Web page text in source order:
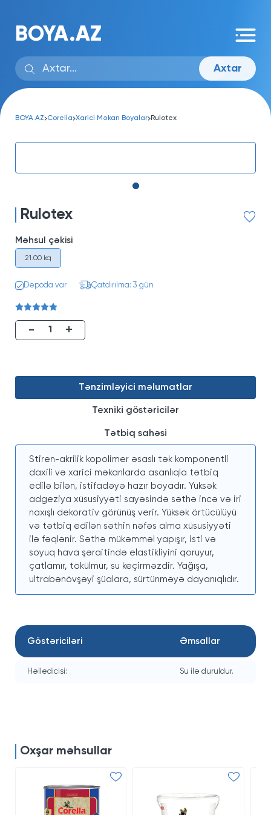
BOYA.AZ
Axtar
BOYA.AZ Corella Xarici Məkan Boyalar Rulotex
Rulotex
Depoda var Çatdırılma: 3 gün
Məhsul çəkisi
21.00 kq
- +
Tənzimləyici məlumatlar
Texniki göstəricilər
Tətbiq sahəsi
Stiren-akrilik kopolimer əsaslı tək komponentli
daxili və xarici məkanlarda asanlıqla tətbiq
edilə bilən, istifadəyə hazır boyadır. Yüksək
adgeziya xüsusiyyəti sayəsində səthə incə və iri
naxışlı dekorativ görünüş verir. Yüksək örtücülüyü
və tətbiq edilən səthin nəfəs alma xüsusiyyəti
ilə fəqlənir. Səthə mükəmməl yapışır, isti və
soyuq hava şəraitində elastikliyini qoruyur,
çatlamır, tökülmür, su keçirməzdir. Yağışa,
ultrabənövşəyi şüalara, sürtünməyə dayanıqlıdır.
Göstəriciləri Əmsallar
Həlledicisi: Su ilə duruldur.
Oxşar məhsullar